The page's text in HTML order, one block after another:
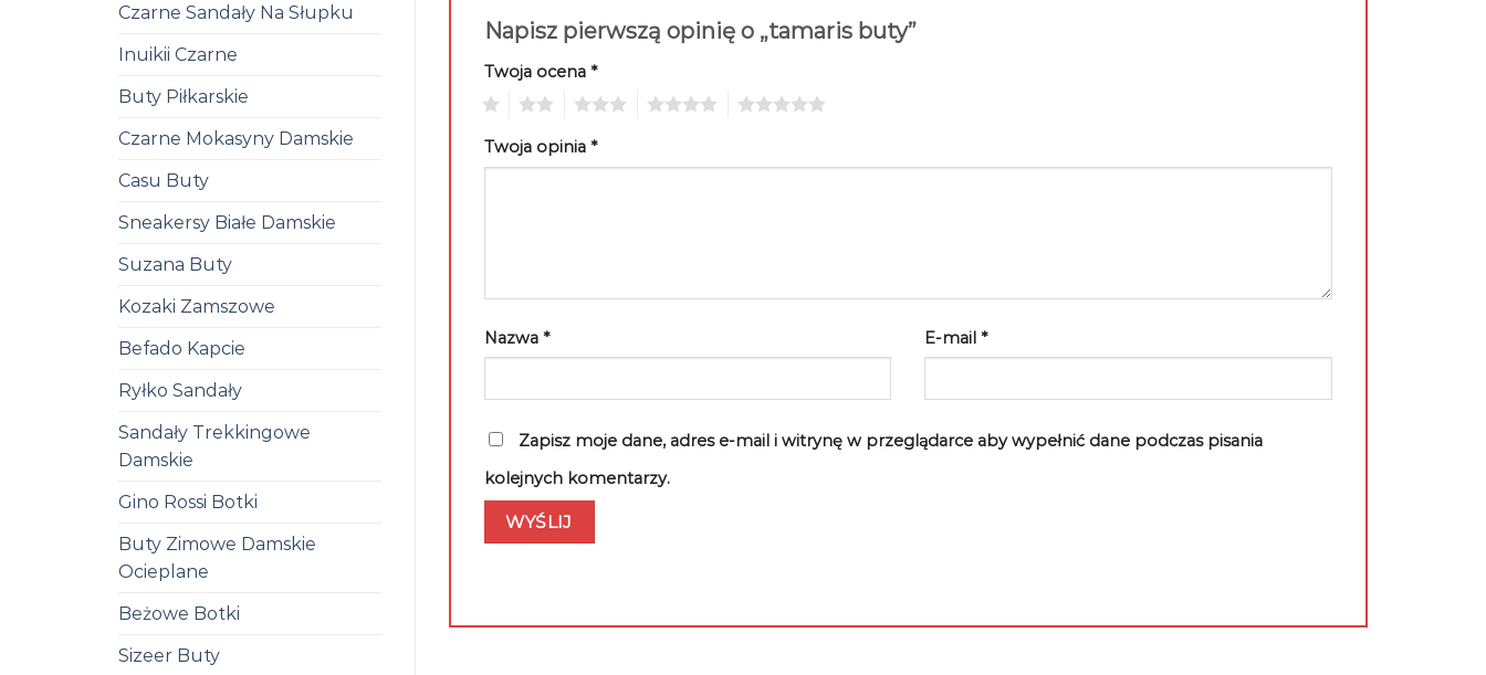
Czarne Sandały Na Słupku
Inuikii Czarne
Buty Piłkarskie
Czarne Mokasyny Damskie
Casu Buty
Sneakersy Białe Damskie
Suzana Buty
Kozaki Zamszowe
Befado Kapcie
Ryłko Sandały
Sandały Trekkingowe
Damskie
Gino Rossi Botki
Buty Zimowe Damskie
Ocieplane
Beżowe Botki
Sizeer Buty
Napisz pierwszą opinię o „tamaris buty”
Twoja ocena *
Twoja opinia *
Nazwa * E-mail*
Zapisz moje dane, adres e-mail i witrynę w przeglądarce aby wypełnić dane podczas pisania
kolejnych komentarzy.